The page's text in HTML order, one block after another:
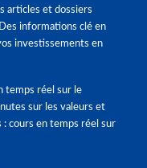
articles et dossiers
informations clé en
investissements en
temps réel sur le
sur les valeurs et
: cours en temps réel sur